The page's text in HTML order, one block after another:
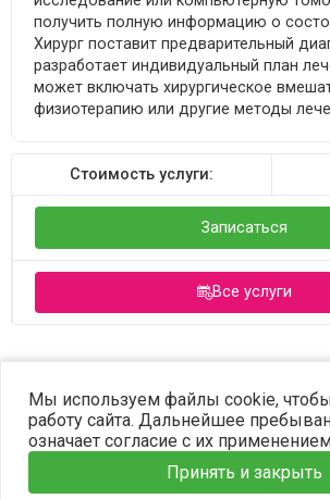
получить полную информацию о
Хирург поставит предварительный
разработает индивидуальный план
может включать хирургическое
физиотерапию или другие методы
Стоимость услуги:
Записаться
Все услуги
©2023 OPTIMA. Все права
Мы используем файлы cookie,
работу сайта. Дальнейшее
означает согласие с их
Принять и закрыть